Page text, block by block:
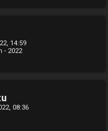
14:59
- 2022
08:36